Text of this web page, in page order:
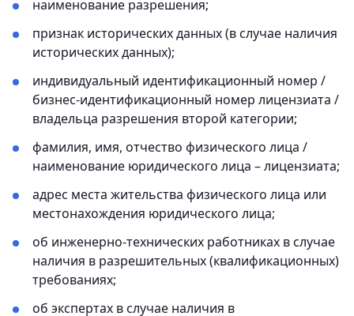
наименование разрешения;
признак исторических данных (в случае наличия
исторических данных);
индивидуальный идентификационный номер /
бизнес-идентификационный номер лицензиата /
владельца разрешения второй категории;
фамилия, имя, отчество физического лица /
наименование юридического лица – лицензиата;
адрес места жительства физического лица или
местонахождения юридического лица;
об инженерно-технических работниках в случае
наличия в разрешительных (квалификационных)
требованиях;
об экспертах в случае наличия в